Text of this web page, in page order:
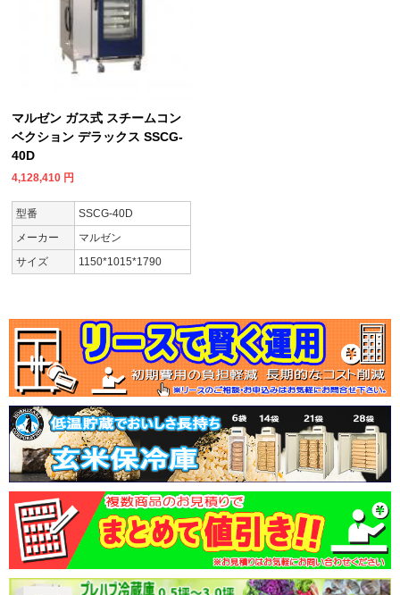
マルゼン ガス式 スチームコン
ベクション デラックス SSCG-
40D
4,128,410 円
型番
SSCG-40D
メーカー
マルゼン
サイズ
1150*1015*1790